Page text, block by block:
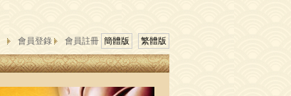
會員登錄 會員註冊 簡體版 繁體版